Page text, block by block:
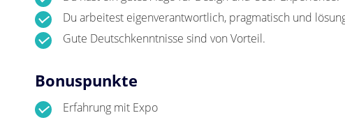
Du arbeitest eigenverantwortlich, pragmatisch und
Gute Deutschkenntnisse sind von Vorteil.
Bonuspunkte
Erfahrung mit Expo